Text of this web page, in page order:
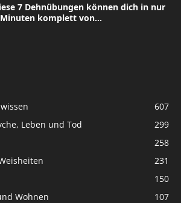
7 Dehnübungen können dich in nur
komplett von...
607
Leben und Tod
299
258
231
150
Wohnen
107